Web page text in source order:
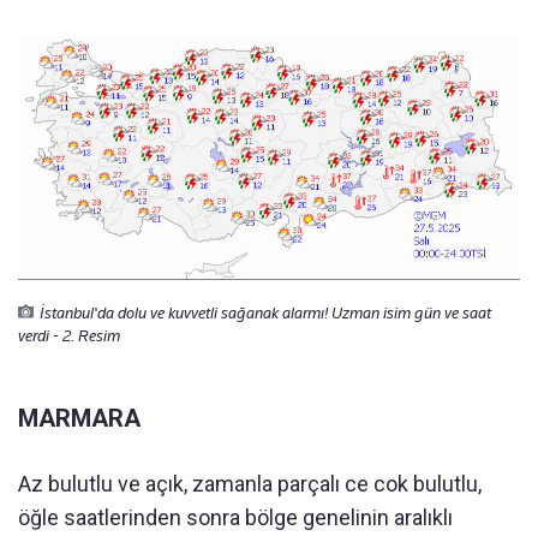
İstanbul'da dolu ve kuvvetli sağanak alarmı! Uzman isim gün ve saat
verdi - 2. Resim
MARMARA
Az bulutlu ve açık, zamanla parçalı ce cok bulutlu,
öğle saatlerinden sonra bölge genelinin aralıklı